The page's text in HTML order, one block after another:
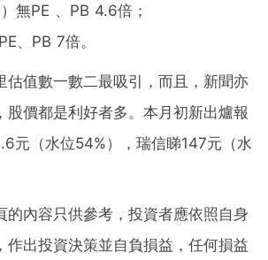
無PE 、PB 4.6倍；
、PB 7倍。
估值數一數二最吸引，而且，新聞亦
股價都是利好者多。本月初新出爐報
元（水位54%），瑞信睇147元（水
的內容只供參考，投資者應依照自身
作出投資決策並自負損益，任何損益